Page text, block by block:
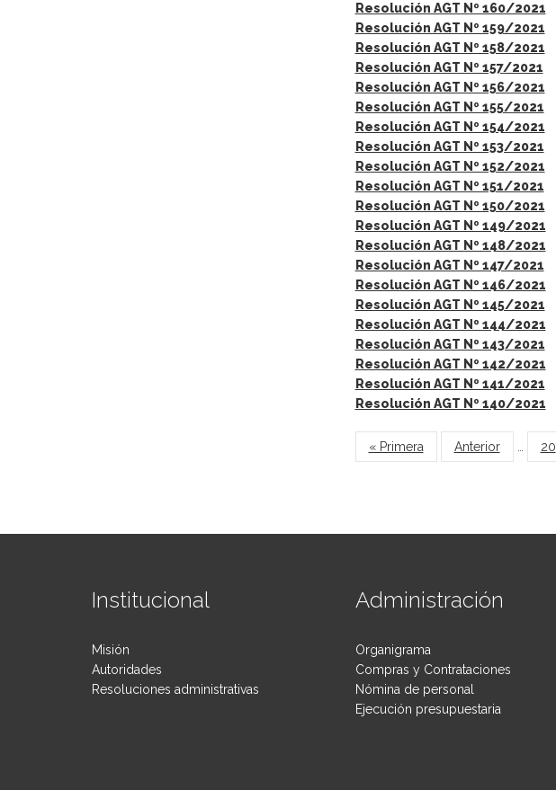
Resolución AGT Nº 160/2021
Resolución AGT Nº 159/2021
Resolución AGT Nº 158/2021
Resolución AGT Nº 157/2021
Resolución AGT Nº 156/2021
Resolución AGT Nº 155/2021
Resolución AGT Nº 154/2021
Resolución AGT Nº 153/2021
Resolución AGT Nº 152/2021
Resolución AGT Nº 151/2021
Resolución AGT Nº 150/2021
Resolución AGT Nº 149/2021
Resolución AGT Nº 148/2021
Resolución AGT Nº 147/2021
Resolución AGT Nº 146/2021
Resolución AGT Nº 145/2021
Resolución AGT Nº 144/2021
Resolución AGT Nº 143/2021
Resolución AGT Nº 142/2021
Resolución AGT Nº 141/2021
Resolución AGT Nº 140/2021
Páginas
« Primera Anterior 20
Institucional
Misión
Autoridades
Resoluciones administrativas
Administración
Organigrama
Compras y Contrataciones
Nómina de personal
Ejecución presupuestaria